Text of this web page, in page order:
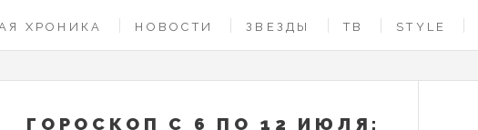
ХРОНИКА НОВОСТИ ЗВЕЗДЫ ТВ STYLE
ГОРОСКОП С 6 ПО 12 ИЮЛЯ: